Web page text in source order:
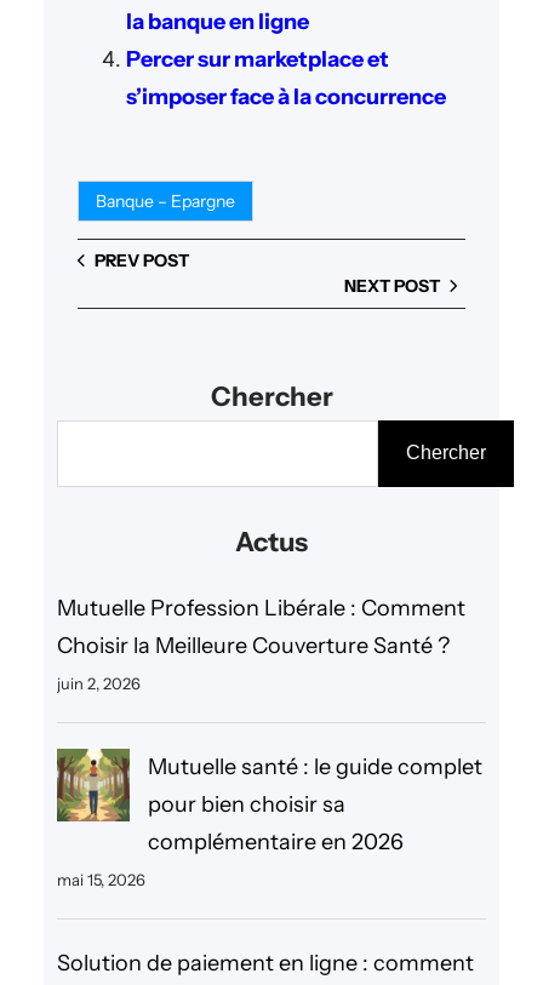
la banque en ligne
Percer sur marketplace et
s’imposer face à la concurrence
Banque – Epargne
PREV POST
NEXT POST
Chercher
c
h
r
Chercher
Actus
Mutuelle Profession Libérale : Comment
Choisir la Meilleure Couverture Santé ?
juin 2, 2026
Mutuelle santé : le guide complet
pour bien choisir sa
complémentaire en 2026
mai 15, 2026
Solution de paiement en ligne : comment